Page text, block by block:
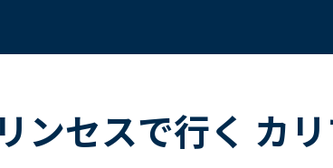
ンセスで行く カ